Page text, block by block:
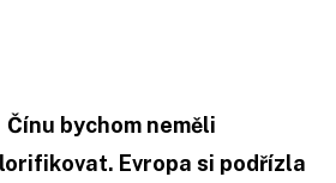
Čínu bychom neměli
Evropa si podřízla